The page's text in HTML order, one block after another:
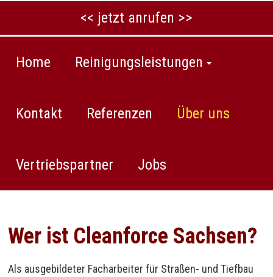
<< jetzt anrufen >>
Home Reinigungsleistungen
Kontakt Referenzen Über uns
Vertriebspartner Jobs
Wer ist Cleanforce Sachsen?
Als ausgebildeter Facharbeiter für Straßen- und Tiefbau